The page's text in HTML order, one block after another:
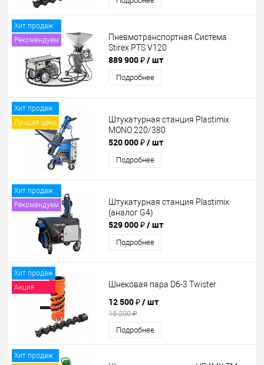
Хит продаж
Рекомендуем
Пневмотранспортная Система
Stirex PTS V120
889 900 ₽/ шт
Подробнее
Хит продаж
Лучшая цена
Штукатурная станция Plastimix
MONO 220/380
520 000 ₽/ шт
Подробнее
Хит продаж
Рекомендуем
Штукатурная станция Plastimix
(аналог G4)
529 000 ₽/ шт
Подробнее
Хит продаж
Акция
Шнековая пара D6-3 Twister
12 500 ₽/ шт
15 200 ₽
Подробнее
Хит продаж